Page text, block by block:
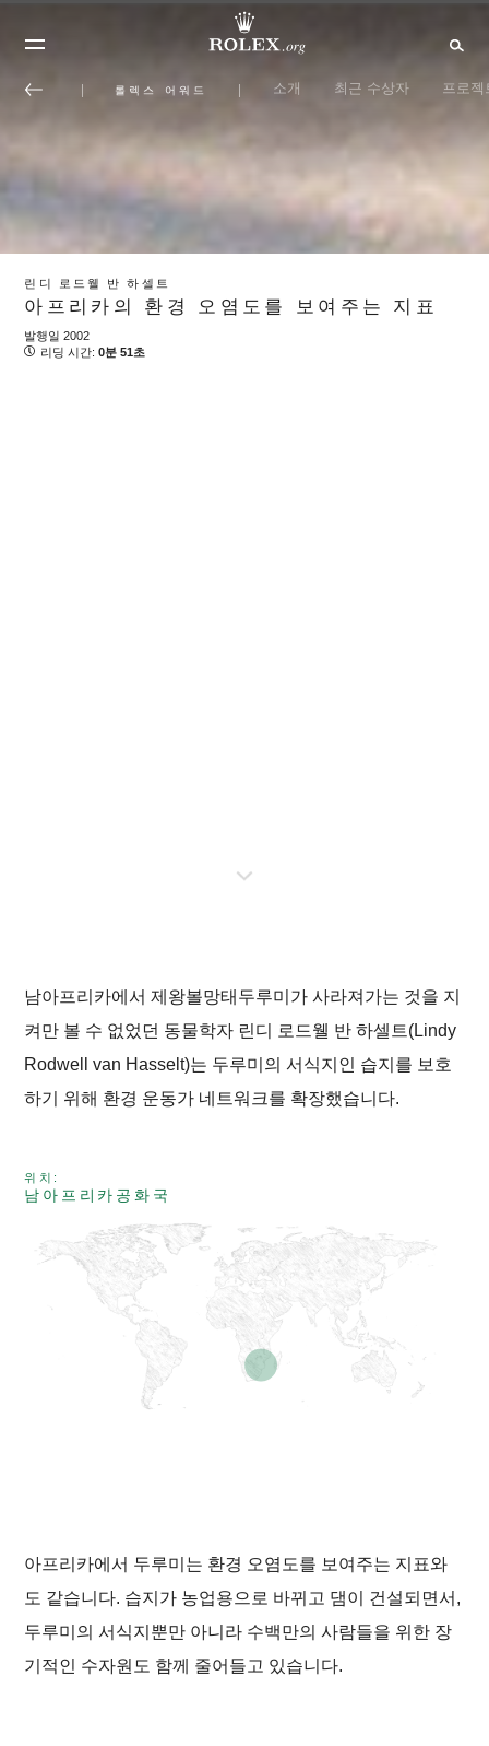
롤렉스 어워드 소개 최근 수상자 프로젝
린디 로드웰 반 하셀트
아프리카의 환경 오염도를 보여주는 지표
발행일 2002
리딩 시간: 0분 51초
남아프리카에서 제왕볼망태두루미가 사라져가는 것을 지
켜만 볼 수 없었던 동물학자 린디 로드웰 반 하셀트(Lindy
Rodwell van Hasselt)는 두루미의 서식지인 습지를 보호
하기 위해 환경 운동가 네트워크를 확장했습니다.
위치:
남아프리카공화국
아프리카에서 두루미는 환경 오염도를 보여주는 지표와
도 같습니다. 습지가 농업용으로 바뀌고 댐이 건설되면서,
두루미의 서식지뿐만 아니라 수백만의 사람들을 위한 장
기적인 수자원도 함께 줄어들고 있습니다.